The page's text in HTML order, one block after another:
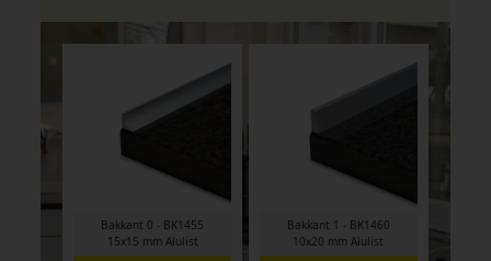
Bakkant 0 - BK1455
15x15 mm Alulist
Bakkant 1 - BK1460
10x20 mm Alulist